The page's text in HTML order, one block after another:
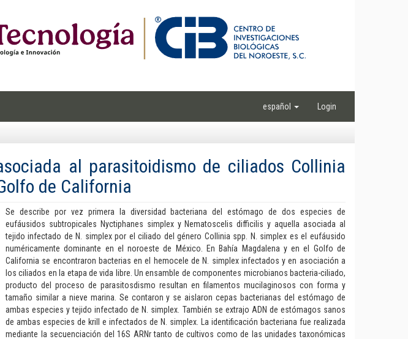
español Login
al parasitoidismo de ciliados Collinia
de California
Se describe por vez primera la diversidad bacteriana del estómago de dos especies de
eufáusidos subtropicales Nyctiphanes simplex y Nematoscelis difficilis y aquella asociada al
tejido infectado de N. simplex por el ciliado del género Collinia spp. N. simplex es el eufáusido
numéricamente dominante en el noroeste de México. En Bahía Magdalena y en el Golfo de
California se encontraron bacterias en el hemocele de N. simplex infectados y en asociación a
los ciliados en la etapa de vida libre. Un ensamble de componentes microbianos bacteria-ciliado,
producto del proceso de parasitosdismo resultan en filamentos mucilaginosos con forma y
tamaño similar a nieve marina. Se contaron y se aislaron cepas bacterianas del estómago de
ambas especies y tejido infectado de N. simplex. También se extrajo ADN de estómagos sanos
de ambas especies de krill e infectados de N. simplex. La identificación bacteriana fue realizada
mediante la secuenciación del 16S ARNr tanto de cultivos como de las unidades taxonómicas